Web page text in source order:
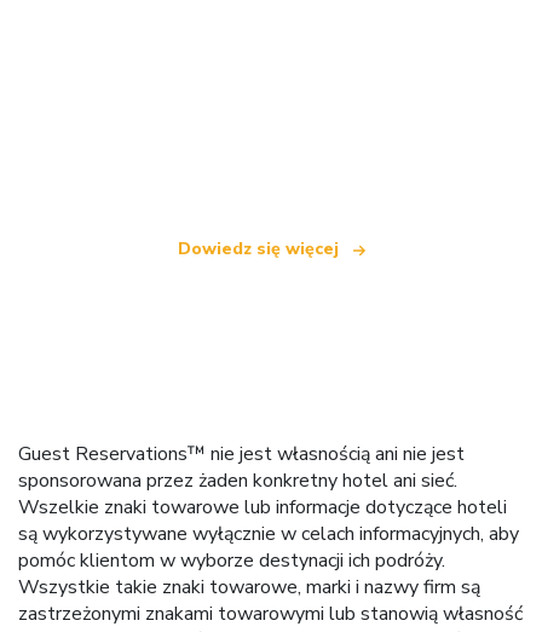
Dowiedz się więcej
Guest Reservations™ nie jest własnością ani nie jest
sponsorowana przez żaden konkretny hotel ani sieć.
Wszelkie znaki towarowe lub informacje dotyczące hoteli
są wykorzystywane wyłącznie w celach informacyjnych, aby
pomóc klientom w wyborze destynacji ich podróży.
Wszystkie takie znaki towarowe, marki i nazwy firm są
zastrzeżonymi znakami towarowymi lub stanowią własność